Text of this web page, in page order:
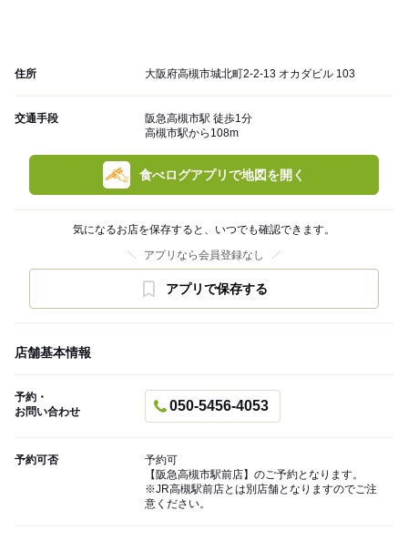
住所 大阪府高槻市城北町2-2-13 オカダビル 103
交通手段
阪急高槻市駅 徒歩1分
高槻市駅から108m
食べログアプリで地図を開く
気になるお店を保存すると、いつでも確認できます。
アプリなら会員登録なし
アプリで保存する
店舗基本情報
予約・
お問い合わせ
050-5456-4053
予約可否
予約可
【阪急高槻市駅前店】のご予約となります。
※JR高槻駅前店とは別店舗となりますのでご注
意ください。